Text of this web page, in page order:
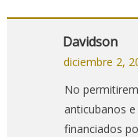
Davidson
diciembre 2,
No
anticubanos
financiados